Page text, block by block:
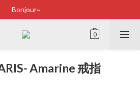
Bonjour~
Bonjour~
會員享有100元購物金
Bonjour~Amarine 戒指